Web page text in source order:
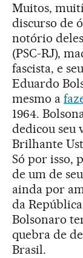
Muitos,
discurso de
notório
(PSC-RJ),
fascista, e
Eduardo
mesmo a
1964.
dedicou seu
Brilhante
Só por isso,
de um de
ainda por
da
Bolsonaro
quebra de
Brasil.